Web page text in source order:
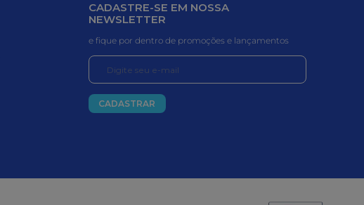
CADASTRE-SE EM NOSSA
NEWSLETTER
e fique por dentro de promoções e lançamentos
CADASTRAR